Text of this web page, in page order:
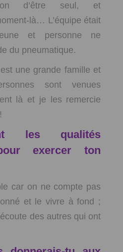
d’être seul, et
là… L’équipe était
et personne ne
du pneumatique.
une grande famille et
sont venues
là et je les remercie
les qualités
exercer ton
car on ne compte pas
et le vivre à fond ;
des autres qui ont